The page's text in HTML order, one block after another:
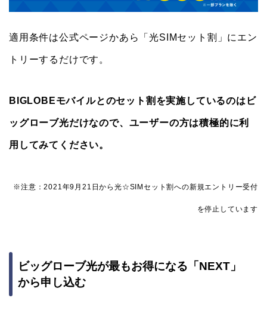
適用条件は公式ページかあら「光SIMセット割」にエン
トリーするだけです。
BIGLOBEモバイルとのセット割を実施しているのはビ
ッグローブ光だけなので、ユーザーの方は積極的に利
用してみてください。
※注意：2021年9月21日から光☆SIMセット割への新規エントリー受付
を停止しています
ビッグローブ光が最もお得になる「NEXT」
から申し込む